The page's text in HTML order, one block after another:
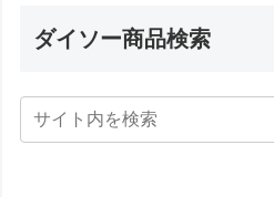
ダイソー商品検索